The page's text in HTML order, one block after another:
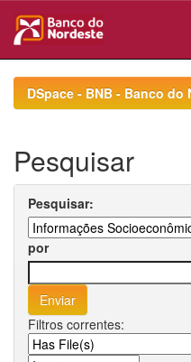
navigationDSpace - BNB - Banco
Pesquisar
Pesquisar:
por
Filtros correntes: